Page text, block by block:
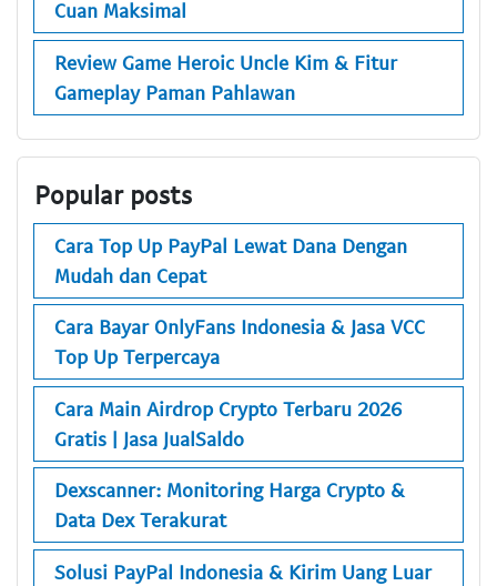
Cuan Maksimal
Review Game Heroic Uncle Kim & Fitur
Gameplay Paman Pahlawan
Popular posts
Cara Top Up PayPal Lewat Dana Dengan
Mudah dan Cepat
Cara Bayar OnlyFans Indonesia & Jasa VCC
Top Up Terpercaya
Cara Main Airdrop Crypto Terbaru 2026
Gratis | Jasa JualSaldo
Dexscanner: Monitoring Harga Crypto &
Data Dex Terakurat
Solusi PayPal Indonesia & Kirim Uang Luar